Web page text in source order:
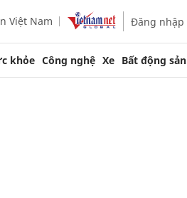
Việt Nam Đăng nhập
khỏe Công nghệ Xe Bất động sản